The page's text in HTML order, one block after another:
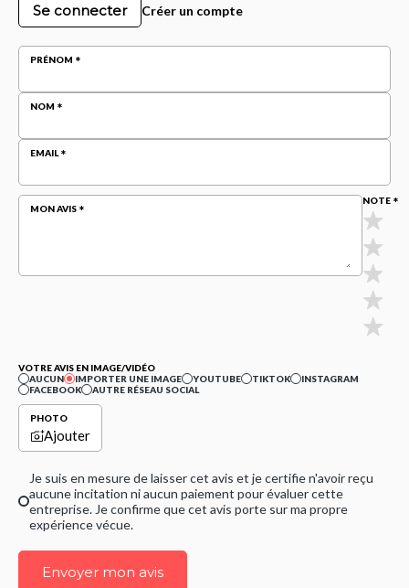
Se connecter Créer un compte
PRÉNOM
NOM
EMAIL
MON AVIS
NOTE
VOTRE AVIS EN IMAGE/VIDÉO
AUCUN
IMPORTER UNE IMAGE YOUTUBE TIKTOK
INSTAGRAM
FACEBOOK
AUTRE RÉSEAU SOCIAL
PHOTO
Ajouter
Je suis en mesure de laisser cet avis et je certifie n'avoir reçu
aucune incitation ni aucun paiement pour évaluer cette
entreprise. Je confirme que cet avis porte sur ma propre
expérience vécue.
Envoyer mon avis